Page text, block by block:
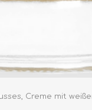
Creme mit